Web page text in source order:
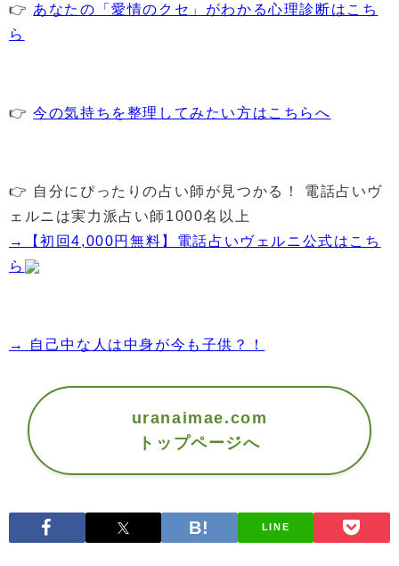
👉 あなたの「愛情のクセ」がわかる心理診断はこち
ら
👉今の気持ちを整理してみたい方はこちらへ
👉 自分にぴったりの占い師が見つかる！ 電話占いヴ
ェルニは実力派占い師1000名以上
→【初回4,000円無料】電話占いヴェルニ公式はこち
ら
→ 自己中な人は中身が今も子供？！
uranaimae.com
トップページへ
LINE